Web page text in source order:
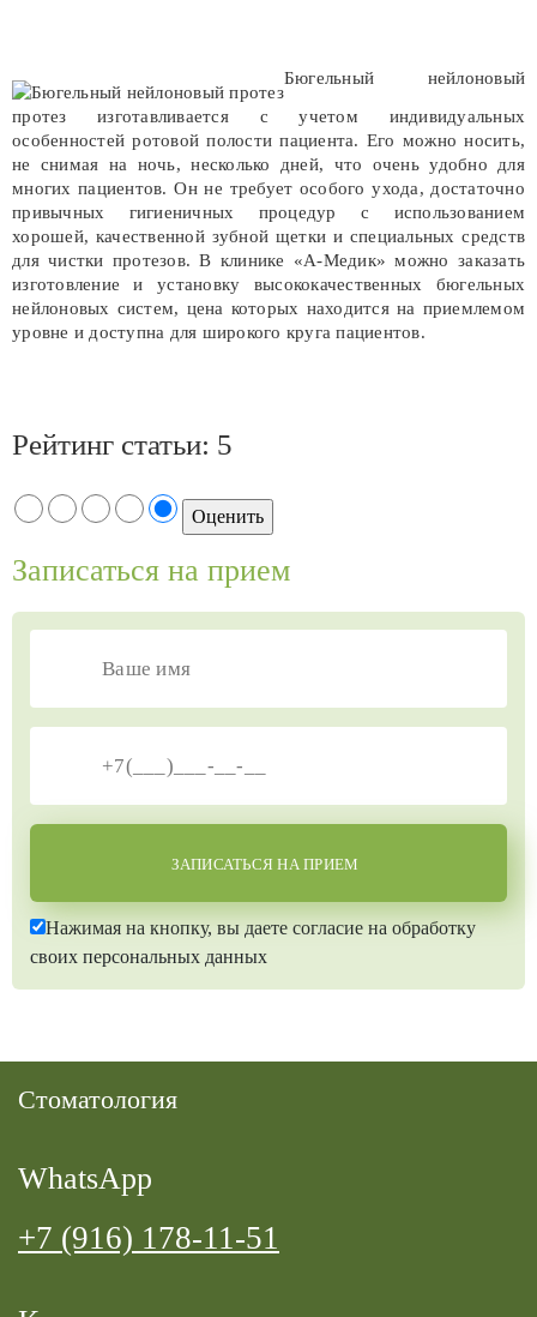
Бюгельный нейлоновый
протез изготавливается с учетом индивидуальных
особенностей ротовой полости пациента. Его можно носить,
не снимая на ночь, несколько дней, что очень удобно для
многих пациентов. Он не требует особого ухода, достаточно
привычных гигиеничных процедур с использованием
хорошей, качественной зубной щетки и специальных средств
для чистки протезов. В клинике «А-Медик» можно заказать
изготовление и установку высококачественных бюгельных
нейлоновых систем, цена которых находится на приемлемом
уровне и доступна для широкого круга пациентов.
Рейтинг статьи: 5
Записаться на прием
ЗАПИСАТЬСЯ НА ПРИЕМ
Нажимая на кнопку, вы даете согласие на обработку
своих персональных данных
Cтоматология
WhatsApp
+7 (916) 178-11-51